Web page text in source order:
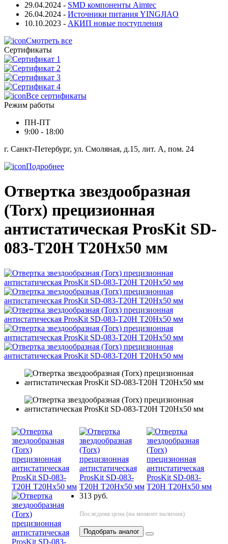
29.04.2024 - SMD компоненты Aimtec
26.04.2024 - Источники питания YINGJIAO
10.10.2023 - АКИП новые поступления
Смотреть все
Сертификаты
Все сертификаты
Режим работы
ПН-ПТ
9:00 - 18:00
г. Санкт-Петербург, ул. Смоляная, д.15, лит. А, пом. 24
Подробнее
Отвертка звездообразная
(Torx) прецизионная
антистатическая ProsKit SD-
083-T20H T20Hx50 мм
313 руб.
Последняя цена (на момент наличия)
Подобрать аналог